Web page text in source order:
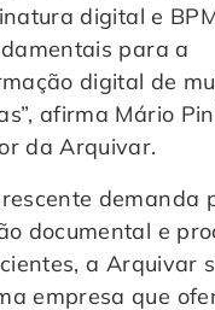
digital e
para a
digital de
afirma Mário
da Arquivar.
demanda
documental e
a Arquivar
empresa que